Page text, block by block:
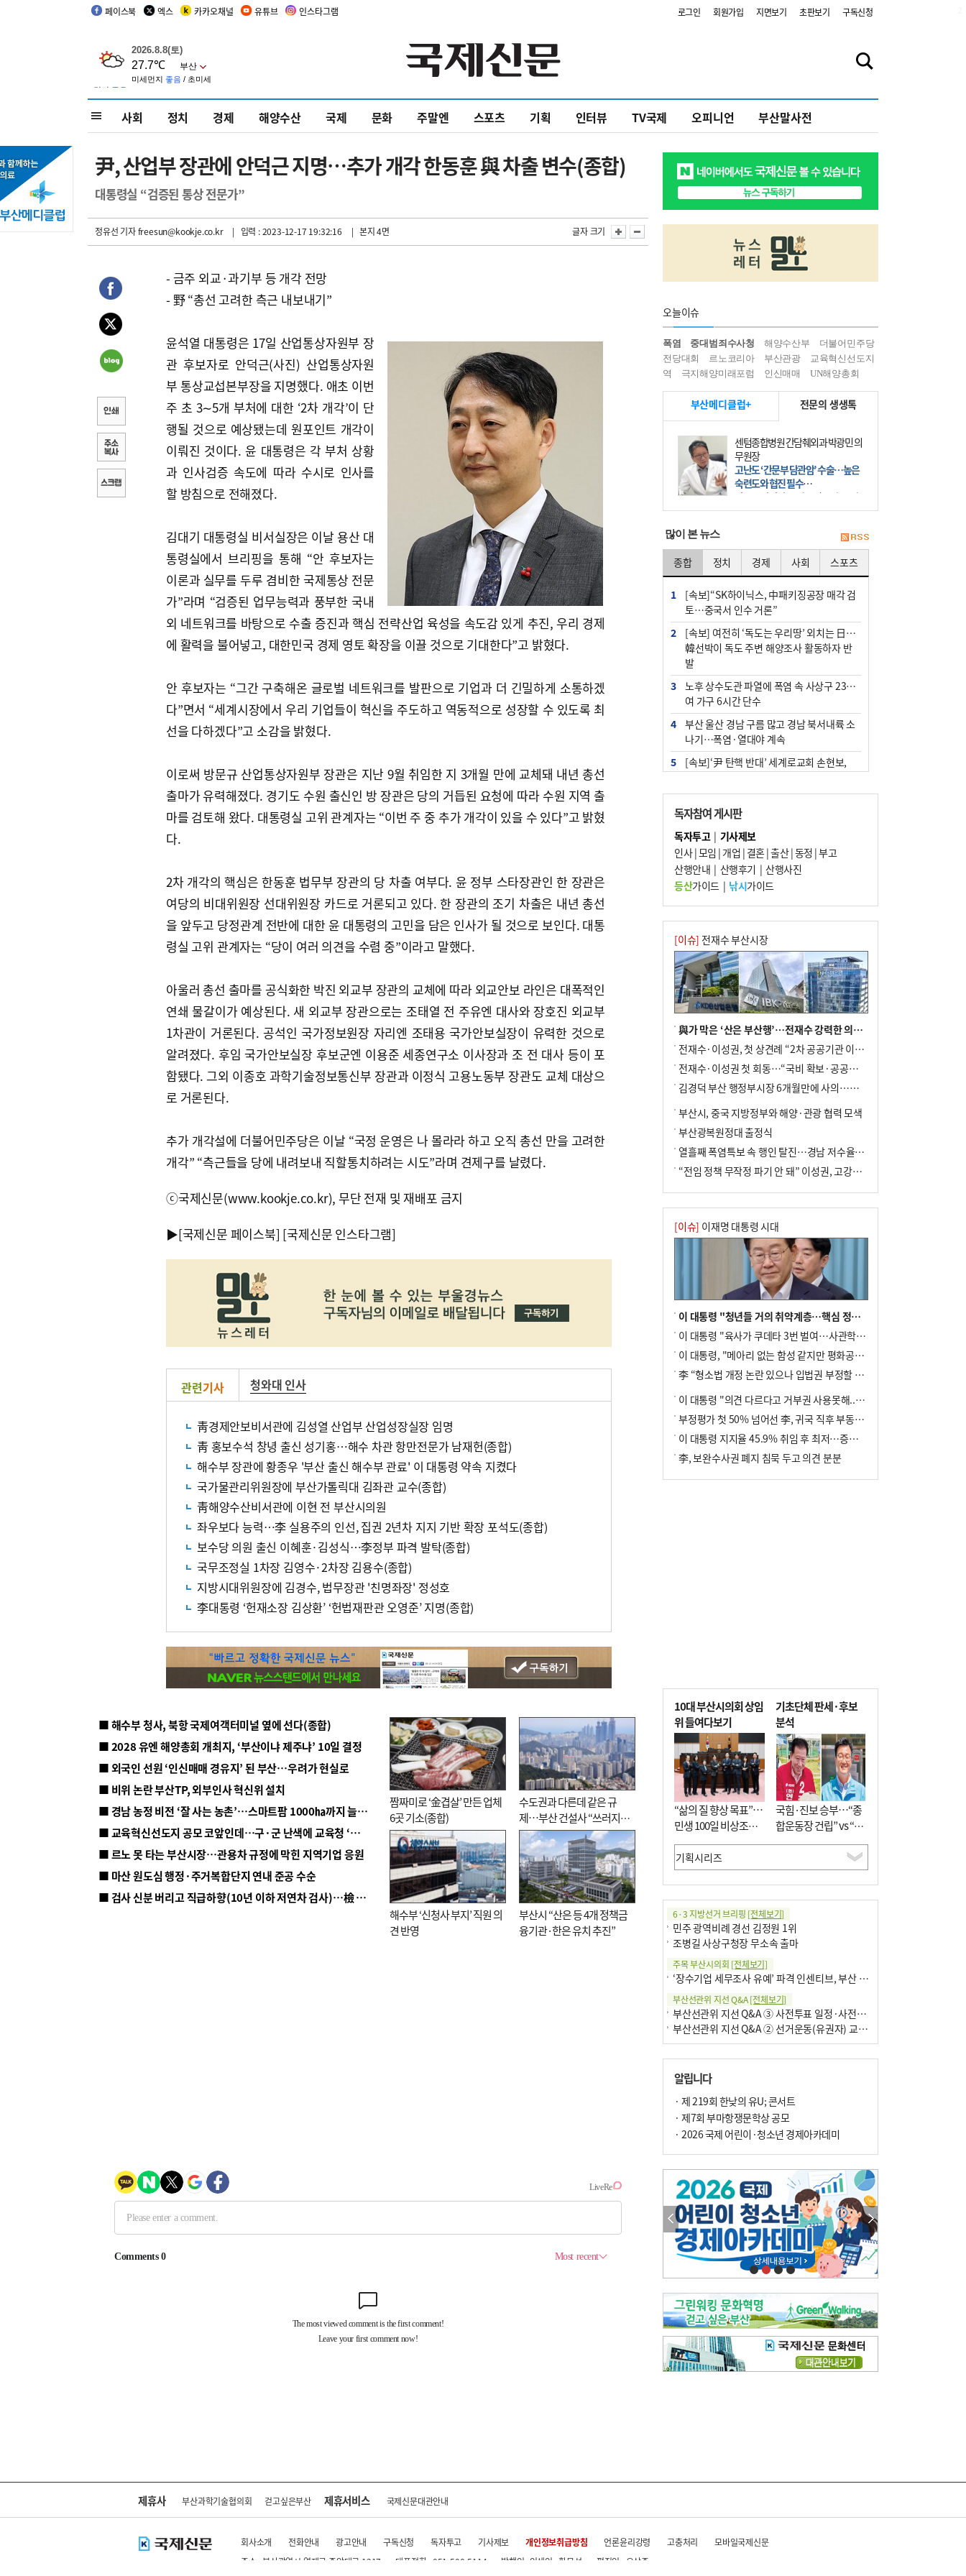
페이스북 엑스 카카오채널 유튜브 인스타그램 로그인 회원가입 지면보기 초판보기 구독신청
사회 정치 경제 해양수산 국제 문화 주말엔 스포츠 기획 인터뷰 TV국제 오피니언 부산말사전
尹, 산업부 장관에 안덕근 지명…추가 개각 한동훈 與 차출 변수(종합)
대통령실 “검증된 통상 전문가”
정유선 기자freesun@kookje.co.kr | 입력 : 2023-12-17 19:32:16 | 본지 4면 글자 크기
- 금주 외교·과기부 등 개각 전망
- 野 “총선 고려한 측근 내보내기”
윤석열 대통령은 17일 산업통상자원부 장
관 후보자로 안덕근(사진) 산업통상자원
부 통상교섭본부장을 지명했다. 애초 이번
주 초 3∼5개 부처에 대한 ‘2차 개각’이 단
행될 것으로 예상됐는데 원포인트 개각이
이뤄진 것이다. 윤 대통령은 각 부처 상황
과 인사검증 속도에 따라 수시로 인사를
할 방침으로 전해졌다.
김대기 대통령실 비서실장은 이날 용산 대
통령실에서 브리핑을 통해 “안 후보자는
이론과 실무를 두루 겸비한 국제통상 전문
가”라며 “검증된 업무능력과 풍부한 국내
외 네트워크를 바탕으로 수출 증진과 핵심 전략산업 육성을 속도감 있게 추진, 우리 경제
에 활력을 불어넣고, 대한민국 경제 영토 확장을 이끌 것으로 기대한다”고 밝혔다.
안 후보자는 “그간 구축해온 글로벌 네트워크를 발판으로 기업과 더 긴밀하게 소통하겠
다”면서 “세계시장에서 우리 기업들이 혁신을 주도하고 역동적으로 성장할 수 있도록 최
선을 다하겠다”고 소감을 밝혔다.
이로써 방문규 산업통상자원부 장관은 지난 9월 취임한 지 3개월 만에 교체돼 내년 총선
출마가 유력해졌다. 경기도 수원 출신인 방 장관은 당의 거듭된 요청에 따라 수원 지역 출
마를 검토해 왔다. 대통령실 고위 관계자는 “이번 주 중 추가 개각이 있을 수 있다”고 밝혔
다.
2차 개각의 핵심은 한동훈 법무부 장관의 당 차출 여부다. 윤 정부 스타장관인 한 장관은
여당의 비대위원장 선대위원장 카드로 거론되고 있다. 한 장관의 조기 차출은 내년 총선
을 앞두고 당정관계 전반에 대한 윤 대통령의 고민을 담은 인사가 될 것으로 보인다. 대통
령실 고위 관계자는 “당이 여러 의견을 수렴 중”이라고 말했다.
아울러 총선 출마를 공식화한 박진 외교부 장관의 교체에 따라 외교안보 라인은 대폭적인
연쇄 물갈이가 예상된다. 새 외교부 장관으로는 조태열 전 주유엔 대사와 장호진 외교부
1차관이 거론된다. 공석인 국가정보원장 자리엔 조태용 국가안보실장이 유력한 것으로
알려졌다. 후임 국가안보실장 후보군엔 이용준 세종연구소 이사장과 조 전 대사 등이 포
함됐다. 그외 이종호 과학기술정보통신부 장관과 이정식 고용노동부 장관도 교체 대상으
로 거론된다.
추가 개각설에 더불어민주당은 이날 “국정 운영은 나 몰라라 하고 오직 총선 만을 고려한
개각” “측근들을 당에 내려보내 직할통치하려는 시도”라며 견제구를 날렸다.
ⓒ국제신문(www.kookje.co.kr), 무단 전재 및 재배포 금지
▶[국제신문 페이스북] [국제신문 인스타그램]
관련기사 청와대 인사
靑경제안보비서관에 김성열 산업부 산업성장실장 임명
靑 홍보수석 창녕 출신 성기홍…해수 차관 항만전문가 남재헌(종합)
해수부 장관에 황종우 '부산 출신 해수부 관료' 이 대통령 약속 지켰다
국가물관리위원장에 부산가톨릭대 김좌관 교수(종합)
靑해양수산비서관에 이현 전 부산시의원
좌우보다 능력…李 실용주의 인선, 집권 2년차 지지 기반 확장 포석도(종합)
보수당 의원 출신 이혜훈·김성식…李정부 파격 발탁(종합)
국무조정실 1차장 김영수·2차장 김용수(종합)
지방시대위원장에 김경수, 법무장관 '친명좌장' 정성호
李대통령 ‘헌재소장 김상환’ ‘헌법재판관 오영준’ 지명(종합)
■ 해수부 청사, 북항 국제여객터미널 옆에 선다(종합)
■ 2028 유엔 해양총회 개최지, ‘부산이냐 제주냐’ 10일 결정
■ 외국인 선원 ‘인신매매 경유지’ 된 부산…우려가 현실로
■ 비위 논란 부산TP, 외부인사 혁신위 설치
■ 경남 농정 비전 ‘잘 사는 농촌’…스마트팜 1000㏊까지 늘린다
■ 교육혁신선도지 공모 코앞인데…구·군 난색에 교육청 ‘쩔쩔’
■ 르노 못 타는 부산시장…관용차 규정에 막힌 지역기업 응원
■ 마산 원도심 행정·주거복합단지 연내 준공 수순
■ 검사 신분 버리고 직급하향(10년 이하 저연차 검사)…檢 중수청행 기피
짬짜미로 ‘金겹살’ 만든 업체
6곳 기소(종합)
수도권과 다른데 같은 규
제…부산 건설사 “쓰러지기
직전”
해수부 ‘신청사 부지’ 직원 의
견 반영
부산시 “산은 등 4개 정책금
융기관·한은 유치 추진”
오늘이슈
폭염 중대범죄수사청 해양수산부
더불어민주당
전당대회
르노코리아 부산관광
교육혁신선도지
역
극지해양미래포럼 인신매매 UN해양총회
부산메디클럽+ 전문의 생생톡
센텀종합병원 간담췌외과 박광민 의
무원장
고난도 ‘간문부 담관암’ 수술…높은
숙련도와 협진 필수
간문부 담관암(클라츠킨 종양)은 좌
우 간에서 나오는, 담관(담즙 배출 경
部)’에 생기는 악성 종양이다. 간동맥
문맥 림프절 담
많이 본 뉴스
종합 정치 경제 사회 스포츠
1
[속보]“SK하이닉스, 中패키징공장 매각 검
토…중국서 인수 거론”
2
[속보] 여전히 ‘독도는 우리땅’ 외치는 日…
韓선박이 독도 주변 해양조사 활동하자 반
발
3
노후 상수도관 파열에 폭염 속 사상구 2300
여 가구 6시간 단수
4
부산 울산 경남 구름 많고 경남 북서내륙 소
나기…폭염·열대야 계속
5
[속보]‘尹 탄핵 반대’ 세계로교회 손현보,
군사기밀 유출자 색출 지시
7
부산 주유소 휘발유 평균가 ℓ당 1849원…
전주보다 3원 ↓
8
[속보] ‘심판 성접대’ 논란 축구협회 공식 사
과…“현재는 부적절 행위 없어”
10 서울 중랑구서 흉기 난동…60대 남성 2명
사망
독자참여 게시판
독자투고| 기사제보
인사|모임 | 개업 | 결혼|출산|동정 |부고
산행안내 | 산행후기 | 산행사진
등산가이드| 낚시가이드
[이슈] 전재수 부산시장
與가 막은 ‘산은 부산행’…전재수 강력한 의지 표명 없인 공염불
전재수·이성권, 첫 상견례 “2차 공공기관 이전 초당 협력”(종합)
전재수·이성권 첫 회동…“국비 확보·공공기관 이전 협력”
김경덕 부산 행정부시장 6개월만에 사의…후임 인선 촉각
부산시, 중국 지방정부와 해양·관광 협력 모색
부산광복원정대 출정식
열흘째 폭염특보 속 행인 탈진…경남 저수율 평년의 절반
“전임 정책 무작정 파기 안 돼” 이성권, 고강도 ‘전재수 견제’ 예고
[이슈] 이재명 대통령 시대
이 대통령 "청년들 거의 취약계층…핵심 정책 재편""
이 대통령 "육사가 쿠데타 3번 벌여…사관학교 통합 신속히 추진"
이 대통령, "메아리 없는 함성 같지만 평화공존책 계속해야"
李 “형소법 개정 논란 있으나 입법권 부정할 만큼은 아냐”(종합)
이 대통령 "의견 다르다고 거부권 사용못해.. 입법권 부정할 상황이라 보기 어려워"
부정평가 첫 50% 넘어선 李, 귀국 직후 부동산·증시 점검(종합)
이 대통령 지지율 45.9% 취임 후 최저…증시 폭락·연임 개헌 논란 영향
李, 보완수사권 폐지 침묵 두고 의견 분분
10대 부산시의회 상임
위 들여다보기
“삶의 질 향상 목표”…
민생 100일 비상조치
면밀 심사
기초단체 판세·후보
분석
국힘·진보 승부…“종
합운동장 건립” vs “출
근 공공버스 도입”
6·3 지방선거 브리핑 [전체보기]
민주 광역비례 경선 김정원 1위
조병길 사상구청장 무소속 출마
주목 부산시의회 [전체보기]
‘장수기업 세무조사 유예’ 파격 인센티브, 부산 유출 막을까
부산선관위 지선 Q&A[전체보기]
부산선관위 지선 Q&A ③ 사전투표 일정·사전투표함 보관
부산선관위 지선 Q&A ② 선거운동(유권자) 교육감투표용지
알립니다
· 제 219회 한낮의 유U; 콘서트
· 제7회 부마항쟁문학상 공모
· 2026 국제 어린이·청소년 경제아카데미
제휴사 부산과학기술협의회 걷고싶은부산 제휴서비스 국제신문대관안내
회사소개 전화안내 광고안내 구독신청 독자투고 기사제보 개인정보취급방침 언론윤리강령 고충처리
모바일국제신문
주소 : 부산광역시 연제구 중앙대로 1217
대표전화 : 051-500-5114 발행인·인쇄인 : 황문성
편집인 : 오상준